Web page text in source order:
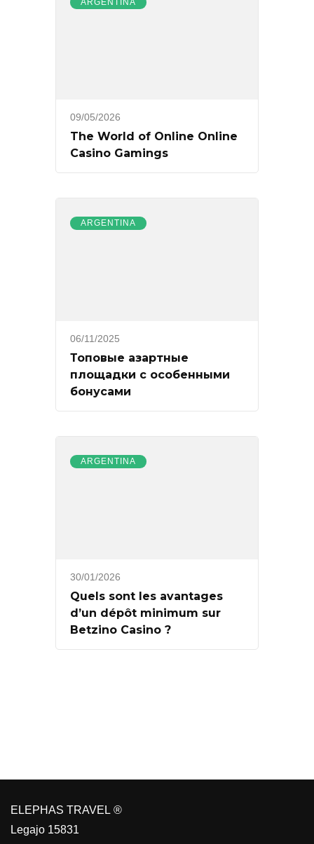
09/05/2026
The World of Online Online
Casino Gamings
ARGENTINA
06/11/2025
Топовые азартные
площадки с особенными
бонусами
ARGENTINA
30/01/2026
Quels sont les avantages
d’un dépôt minimum sur
Betzino Casino ?
ELEPHAS TRAVEL ®
Legajo 15831